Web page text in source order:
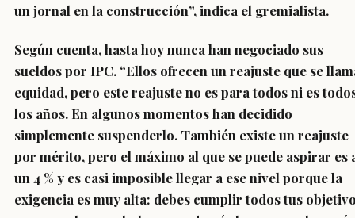
un jornal en la construcción”, indica el gremialista.
Según cuenta, hasta hoy nunca han negociado sus
sueldos por IPC. “Ellos ofrecen un reajuste que se
equidad, pero este reajuste no es para todos ni es
los años. En algunos momentos han decidido
simplemente suspenderlo. También existe un reajuste
por mérito, pero el máximo al que se puede aspirar es
un 4 % y es casi imposible llegar a ese nivel porque la
exigencia es muy alta: debes cumplir todos tus